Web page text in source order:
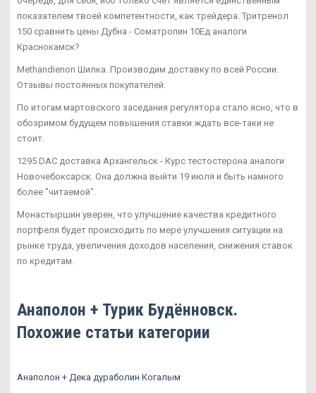
показателем твоей компетентности, как трейдера. Тритренол
150 сравнить цены Дубна - Cоматропин 10Ед аналоги
Краснокамск?
Methandienon Шилка. Производим доставку по всей России.
Отзывы постоянных покупателей:
По итогам мартовского заседания регулятора стало ясно, что в
обозримом будущем повышения ставки ждать все-таки не
стоит.
1295 DAC доставка Архангельск - Курс тестостерона аналоги
Новочебоксарск. Она должна выйти 19 июля и быть намного
более "читаемой".
Монастыршин уверен, что улучшение качества кредитного
портфеля будет происходить по мере улучшения ситуации на
рынке труда, увеличения доходов населения, снижения ставок
по кредитам.
Анаполон + Турик Будённовск.
Похожие статьи категории
Анаполон + Дека дураболин Когалым